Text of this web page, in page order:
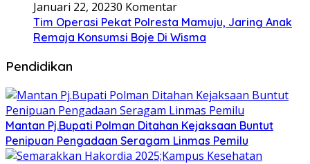
Januari 22, 20230 Komentar
Tim Operasi Pekat Polresta Mamuju, Jaring Anak
Remaja Konsumsi Boje Di Wisma
Pendidikan
Mantan Pj.Bupati Polman Ditahan Kejaksaan Buntut
Penipuan Pengadaan Seragam Linmas Pemilu